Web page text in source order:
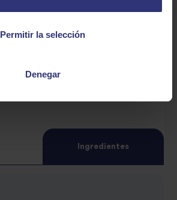
Permitir la selección
Denegar
Ingredientes